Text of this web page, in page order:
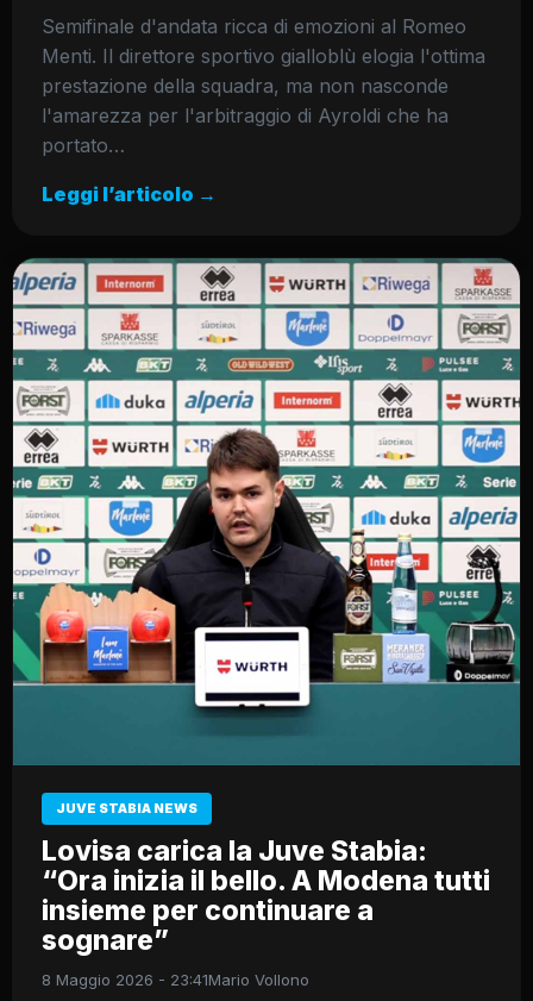
Semifinale d'andata ricca di emozioni al Romeo
Menti. Il direttore sportivo gialloblù elogia l'ottima
prestazione della squadra, ma non nasconde
l'amarezza per l'arbitraggio di Ayroldi che ha
portato…
Leggi l’articolo →
JUVE STABIA NEWS
Lovisa carica la Juve Stabia:
“Ora inizia il bello. A Modena tutti
insieme per continuare a
sognare”
8 Maggio 2026 - 23:41Mario Vollono